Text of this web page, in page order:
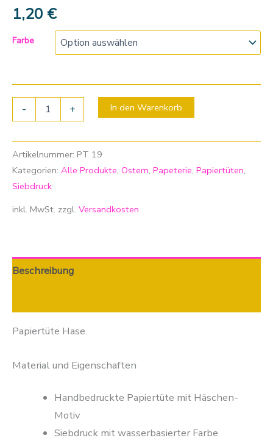
1,20 €
Farbe
- + In den Warenkorb
Artikelnummer: PT 19
Kategorien: Alle Produkte, Ostern, Papeterie, Papiertüten,
Siebdruck
inkl. MwSt. zzgl. Versandkosten
Beschreibung
Papiertüte Hase.
Material und Eigenschaften
Handbedruckte Papiertüte mit Häschen-
Motiv
Siebdruck mit wasserbasierter Farbe